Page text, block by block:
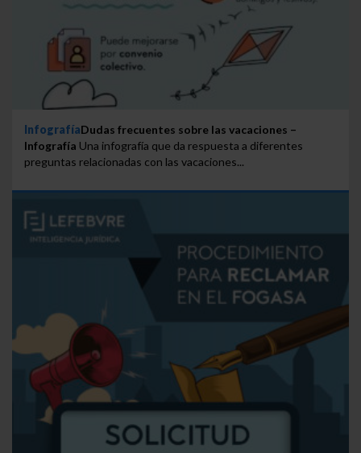
InfografíaDudas frecuentes sobre las vacaciones –
Infografía Una infografía que da respuesta a diferentes
preguntas relacionadas con las vacaciones...